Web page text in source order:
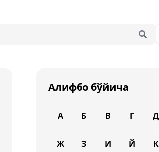
Алифбо бўйича
А Б В Г Д
Ж З И Й К